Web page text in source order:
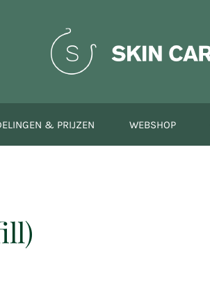
& PRIJZEN WEBSHOP